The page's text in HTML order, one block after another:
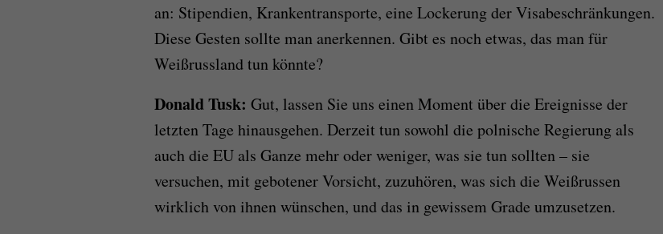
an: Stipendien, Krankentransporte, eine Lockerung der Visabeschränkungen.
Diese Gesten sollte man anerkennen. Gibt es noch etwas, das man für
Weißrussland tun könnte?
Donald Tusk: Gut, lassen Sie uns einen Moment über die Ereignisse der
letzten Tage hinausgehen. Derzeit tun sowohl die polnische Regierung als
auch die EU als Ganze mehr oder weniger, was sie tun sollten – sie
versuchen, mit gebotener Vorsicht, zuzuhören, was sich die Weißrussen
wirklich von ihnen wünschen, und das in gewissem Grade umzusetzen.